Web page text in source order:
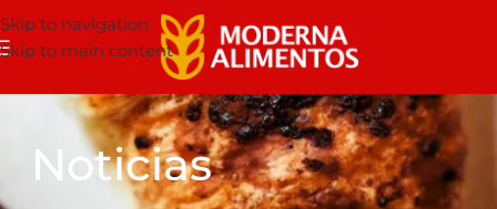
Skip to navigation
Skip to main content
Noticias